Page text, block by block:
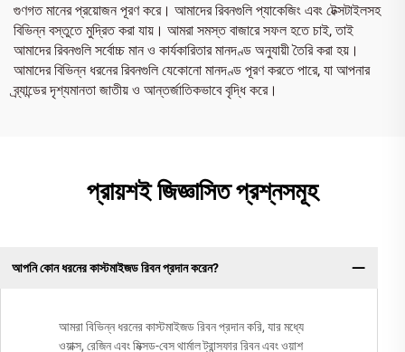
গুণগত মানের প্রয়োজন পূরণ করে। আমাদের রিবনগুলি প্যাকেজিং এবং টেক্সটাইলসহ
বিভিন্ন বস্তুতে মুদ্রিত করা যায়। আমরা সমস্ত বাজারে সফল হতে চাই, তাই
আমাদের রিবনগুলি সর্বোচ্চ মান ও কার্যকারিতার মানদণ্ড অনুযায়ী তৈরি করা হয়।
আমাদের বিভিন্ন ধরনের রিবনগুলি যেকোনো মানদণ্ড পূরণ করতে পারে, যা আপনার
ব্র্যান্ডের দৃশ্যমানতা জাতীয় ও আন্তর্জাতিকভাবে বৃদ্ধি করে।
প্রায়শই জিজ্ঞাসিত প্রশ্নসমূহ
আপনি কোন ধরনের কাস্টমাইজড রিবন প্রদান করেন?
আমরা বিভিন্ন ধরনের কাস্টমাইজড রিবন প্রদান করি, যার মধ্যে
ওয়াক্স, রেজিন এবং মিক্সড-বেস থার্মাল ট্রান্সফার রিবন এবং ওয়াশ